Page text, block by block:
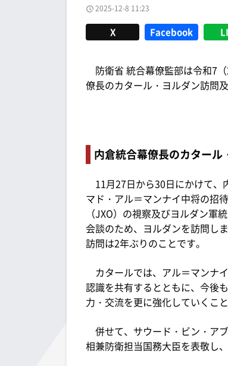
2025-12-8 11:23
X Facebook
防衛省 統合幕僚監部は令和7
僚長のカタール・ヨルダン訪問
内倉統合幕僚長のカター
11月27日から30日にかけて、
マド・アル＝マンナイ中将の招
（JXO）の視察及びヨルダン
会談のため、ヨルダンを訪問し
訪問は2年ぶりのことです。
カタールでは、アル＝マンナ
認識を共有するとともに、今後
力・交流を更に強化していくこ
併せて、サウード・ビン・ア
相兼防衛担当国務大臣を表敬し